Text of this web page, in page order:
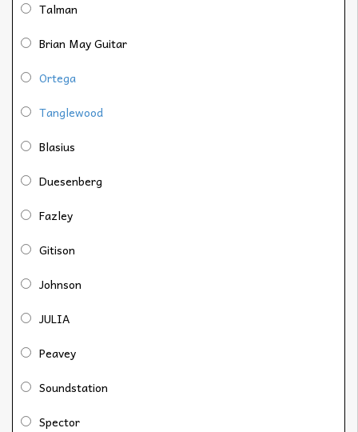
Talman
Brian May Guitar
Ortega
Tanglewood
Blasius
Duesenberg
Fazley
Gitison
Johnson
JULIA
Peavey
Soundstation
Spector